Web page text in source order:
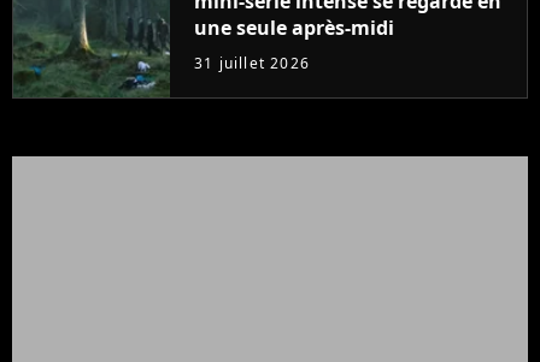
une seule après-midi
31 juillet 2026